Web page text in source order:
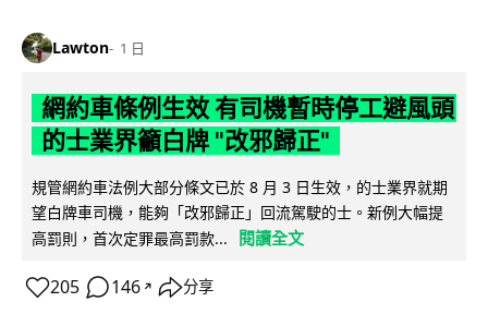
Lawton 1 日
網約車條例生效 有司機暫時停工避風頭
的士業界籲白牌 "改邪歸正"
規管網約車法例大部分條文已於 8 月 3 日生效，的士業界就期
望白牌車司機，能夠「改邪歸正」回流駕駛的士。新例大幅提
高罰則，首次定罪最高罰款...
閱讀全文
205 146 ↗ 分享